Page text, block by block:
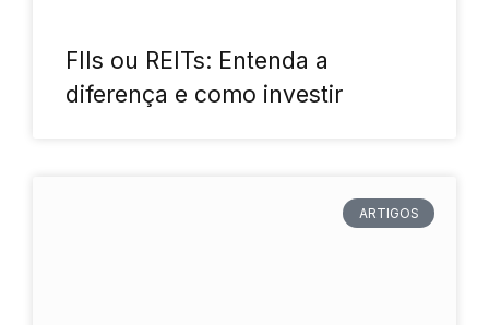
FIIs ou REITs: Entenda a
diferença e como investir
ARTIGOS